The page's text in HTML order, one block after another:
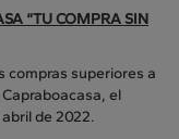
“TU COMPRA SIN
compras superiores a
el
de 2022.